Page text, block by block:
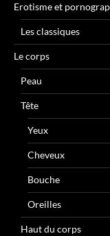
Erotisme et
Les classiques
Le corps
Peau
Tête
Yeux
Cheveux
Bouche
Oreilles
Haut du corps